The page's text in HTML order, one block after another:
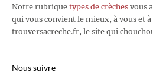
Notre rubrique types de crèches vous
qui vous convient le mieux, à vous et
trouversacreche.fr, le site qui
Nous suivre